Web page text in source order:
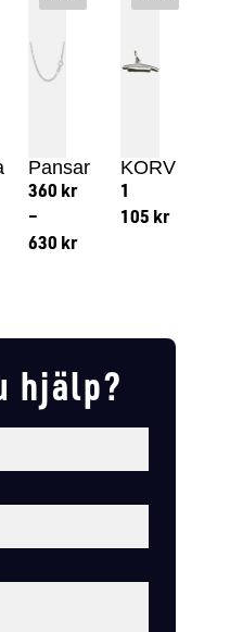
Pansar
360 kr
–
630 kr
KORV
1
105 kr
hjälp?